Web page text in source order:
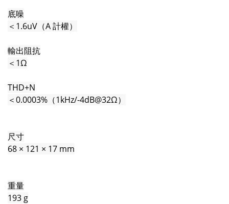
底噪
＜1.6uV（A 計權）
輸出阻抗
＜1Ω
THD+N
＜0.0003%（1kHz/-4dB@32Ω）
尺寸
68 × 121 × 17 mm
重量
193 g